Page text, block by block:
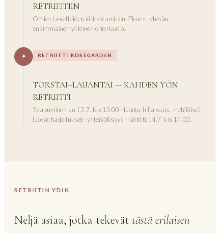
RETRIITTIIN
Omien tavoitteiden kirkastaminen. Pienen ryhmän
ensimmäinen yhteinen orientaatio.
✦ RETRIITTI ROSEGARDEN
TORSTAI–LAUANTAI — KAHDEN YÖN
RETRIITTI
Saapuminen su 12.7. klo 13:00 · luonto, hiljaisuus, mehiläiset ·
luovat harjoitukset · yhteisöllisyys · lähtö ti 14.7. klo 14:00.
RETRIITIN YDIN
Neljä asiaa, jotka tekevät tästä erilaisen